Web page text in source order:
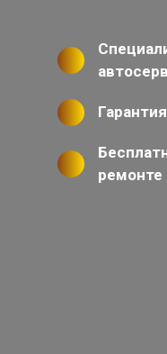
ремонте